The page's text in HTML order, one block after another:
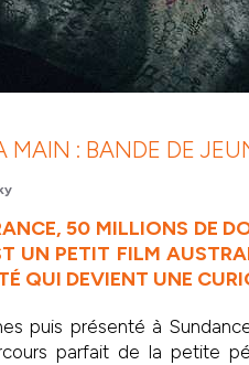
MAIN : BANDE DE
50 MILLIONS DE
UN PETIT FILM
QUI DEVIENT UNE
puis présenté à
parfait de la petite